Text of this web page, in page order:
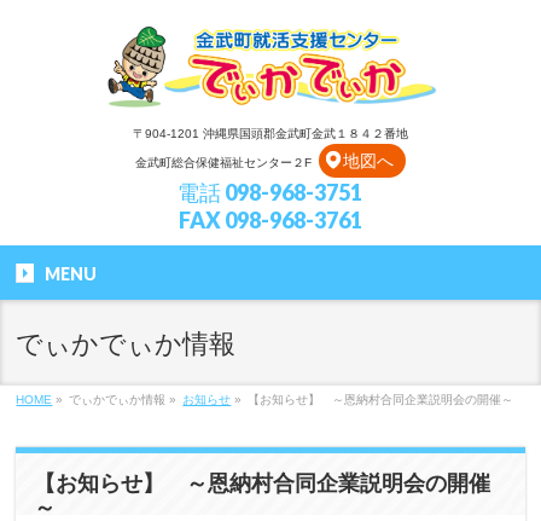
〒904-1201 沖縄県国頭郡金武町金武１８４２番地
金武町総合保健福祉センター２F 地図へ
電話 098-968-3751
FAX 098-968-3761
MENU
でぃかでぃか情報
HOME » でぃかでぃか情報 » お知らせ » 【お知らせ】 ～恩納村合同企業説明会の開催～
【お知らせ】 ～恩納村合同企業説明会の開催
～